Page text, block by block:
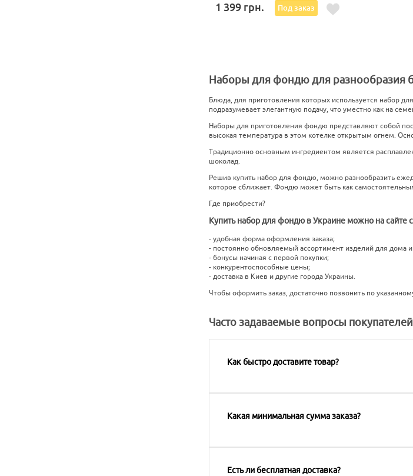
1 399 грн. Под заказ
Наборы для фондю для разнообразия
Блюда, для приготовления которых используется набор
подразумевает элегантную подачу, что уместно как на
Наборы для приготовления фондю представляют собой
высокая температура в этом котелке открытым огнем.
Традиционно основным ингредиентом является
шоколад.
Решив купить набор для фондю, можно разнообразить
которое сближает. Фондю может быть как
Где приобрести?
Купить набор для фондю в Украине можно на сайте
- удобная форма оформления заказа;
- постоянно обновляемый ассортимент изделий для дома
- бонусы начиная с первой покупки;
- конкурентоспособные цены;
- доставка в Киев и другие города Украины.
Чтобы оформить заказ, достаточно позвонить по
Часто задаваемые вопросы покупателей
Как быстро доставите товар?
Какая минимальная сумма заказа?
Есть ли бесплатная доставка?